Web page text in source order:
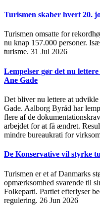
Turismen skaber hvert 20.
Turismen omsatte for
nu knap 157.000 personer.
turisme. 31 Jul 2026
Lempelser gør det nu
Ane Gade
Det bliver nu lettere at
Gade. Aalborg Byråd har
flere af de
arbejdet for at få ændret.
mindre bureaukrati for
De Konservative vil styrke
Turismen er et af Danmarks
opmærksomhed svarende til
Folkeparti. Partiet efterlyser
regulering. 26 Jun 2026